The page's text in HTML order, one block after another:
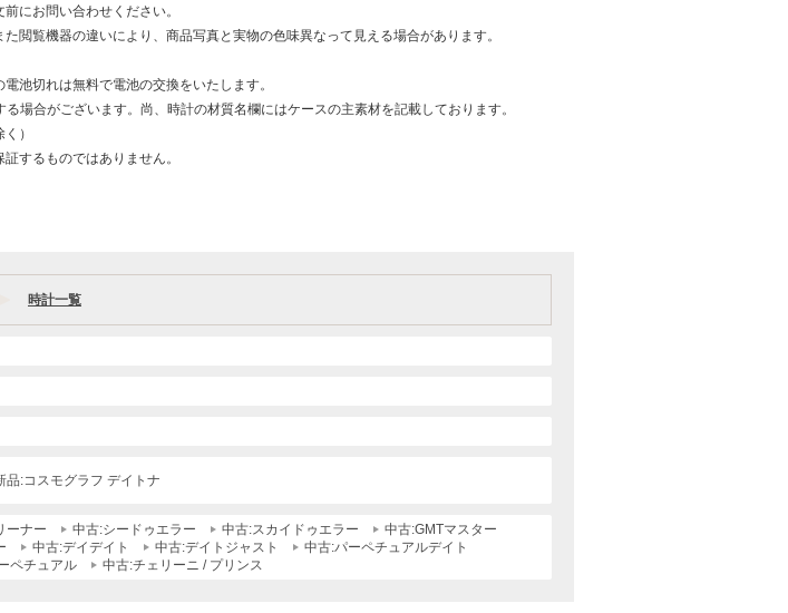
にお問い合わせください。
閲覧機器の違いにより、商品写真と実物の色味異なって見える場合があります。
池切れは無料で電池の交換をいたします。
場合がございます。尚、時計の材質名欄にはケースの主素材を記載しております。
）
するものではありません。
時計一覧
品:コスモグラフ デイトナ
ーナー 中古:シードゥエラー 中古:スカイドゥエラー
中古:GMTマスター
中古:デイデイト 中古:デイトジャスト
中古:パーペチュアルデイト
ペチュアル 中古:チェリーニ / プリンス